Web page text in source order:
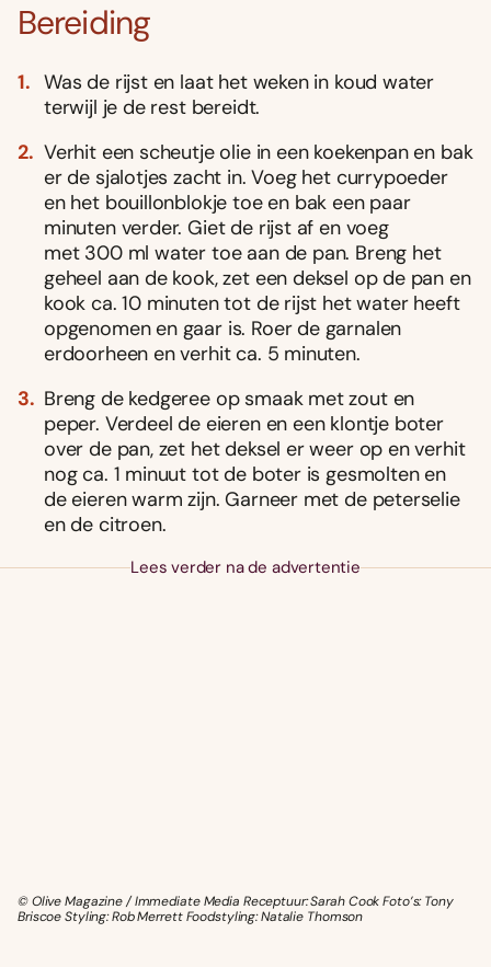
Bereiding
Was de rijst en laat het weken in koud water
terwijl je de rest bereidt.
Verhit een scheutje olie in een koekenpan en bak
er de sjalotjes zacht in. Voeg het currypoeder
en het bouillonblokje toe en bak een paar
minuten verder. Giet de rijst af en voeg
met 300 ml water toe aan de pan. Breng het
geheel aan de kook, zet een deksel op de pan en
kook ca. 10 minuten tot de rijst het water heeft
opgenomen en gaar is. Roer de garnalen
erdoorheen en verhit ca. 5 minuten.
Breng de kedgeree op smaak met zout en
peper. Verdeel de eieren en een klontje boter
over de pan, zet het deksel er weer op en verhit
nog ca. 1 minuut tot de boter is gesmolten en
de eieren warm zijn. Garneer met de peterselie
en de citroen.
Lees verder na de advertentie
© Olive Magazine / Immediate Media Receptuur: Sarah Cook Foto’s: Tony
Briscoe Styling: Rob Merrett Foodstyling: Natalie Thomson